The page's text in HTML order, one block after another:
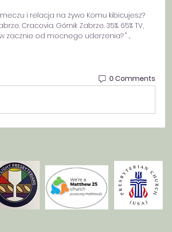
i relacja na żywo Komu kibicujesz?
Cracovia. Górnik Zabrze. 35%. 65% TV,
zacznie od mocnego uderzenia? " ...
0 Comments